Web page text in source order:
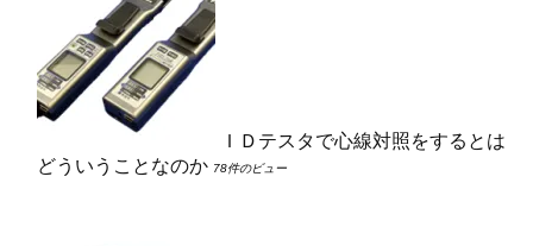
ＩＤテスタで心線対照をするとは
どういうことなのか 78件のビュー